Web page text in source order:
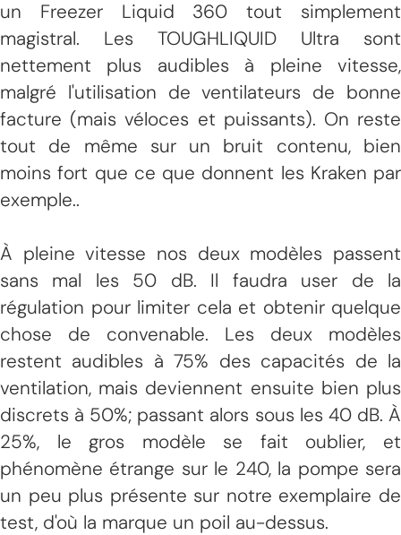
un Freezer Liquid 360 tout simplement
magistral. Les TOUGHLIQUID Ultra sont
nettement plus audibles à pleine vitesse,
malgré l'utilisation de ventilateurs de bonne
facture (mais véloces et puissants). On reste
tout de même sur un bruit contenu, bien
moins fort que ce que donnent les Kraken par
exemple..
À pleine vitesse nos deux modèles passent
sans mal les 50 dB. Il faudra user de la
régulation pour limiter cela et obtenir quelque
chose de convenable. Les deux modèles
restent audibles à 75% des capacités de la
ventilation, mais deviennent ensuite bien plus
discrets à 50%; passant alors sous les 40 dB. À
25%, le gros modèle se fait oublier, et
phénomène étrange sur le 240, la pompe sera
un peu plus présente sur notre exemplaire de
test, d'où la marque un poil au-dessus.